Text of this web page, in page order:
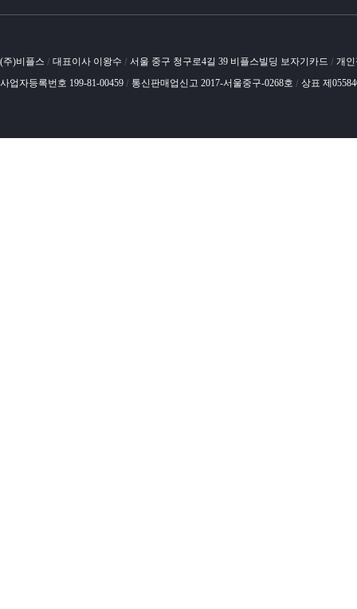
(주)비플스 / 대표이사 이왕수 / 서울 중구 청구로4길 39 비플스빌딩 보자기카드 / 개
사업자등록번호 199-81-00459 / 통신판매업신고 2017-서울중구-0268호 / 상표 제